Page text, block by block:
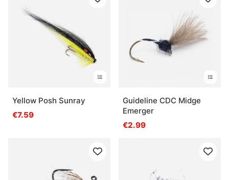
Yellow Posh Sunray
€7.59
Guideline CDC Midge
Emerger
€2.99